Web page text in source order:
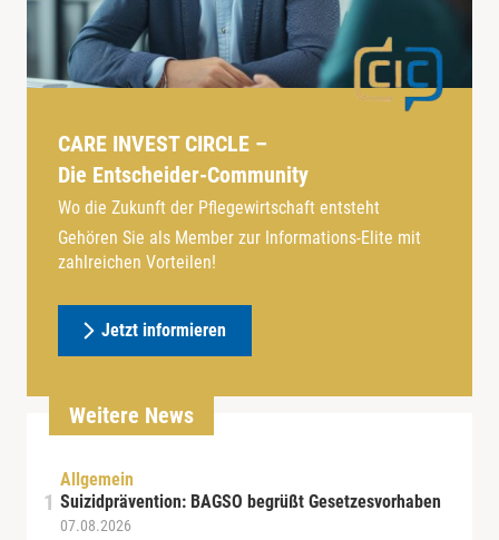
CARE INVEST CIRCLE –
Die Entscheider-Community
Wo die Zukunft der Pflegewirtschaft entsteht
Gehören Sie als Member zur Informations-Elite mit
zahlreichen Vorteilen!
Jetzt informieren
Weitere News
Allgemein
Suizidprävention: BAGSO begrüßt Gesetzesvorhaben
07.08.2026